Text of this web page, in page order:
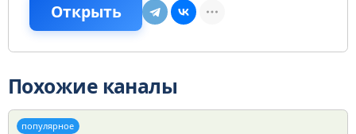
Открыть
Похожие каналы
популярное